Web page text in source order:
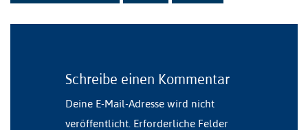
Schreibe einen Kommentar
Deine E-Mail-Adresse wird nicht
veröffentlicht. Erforderliche Felder